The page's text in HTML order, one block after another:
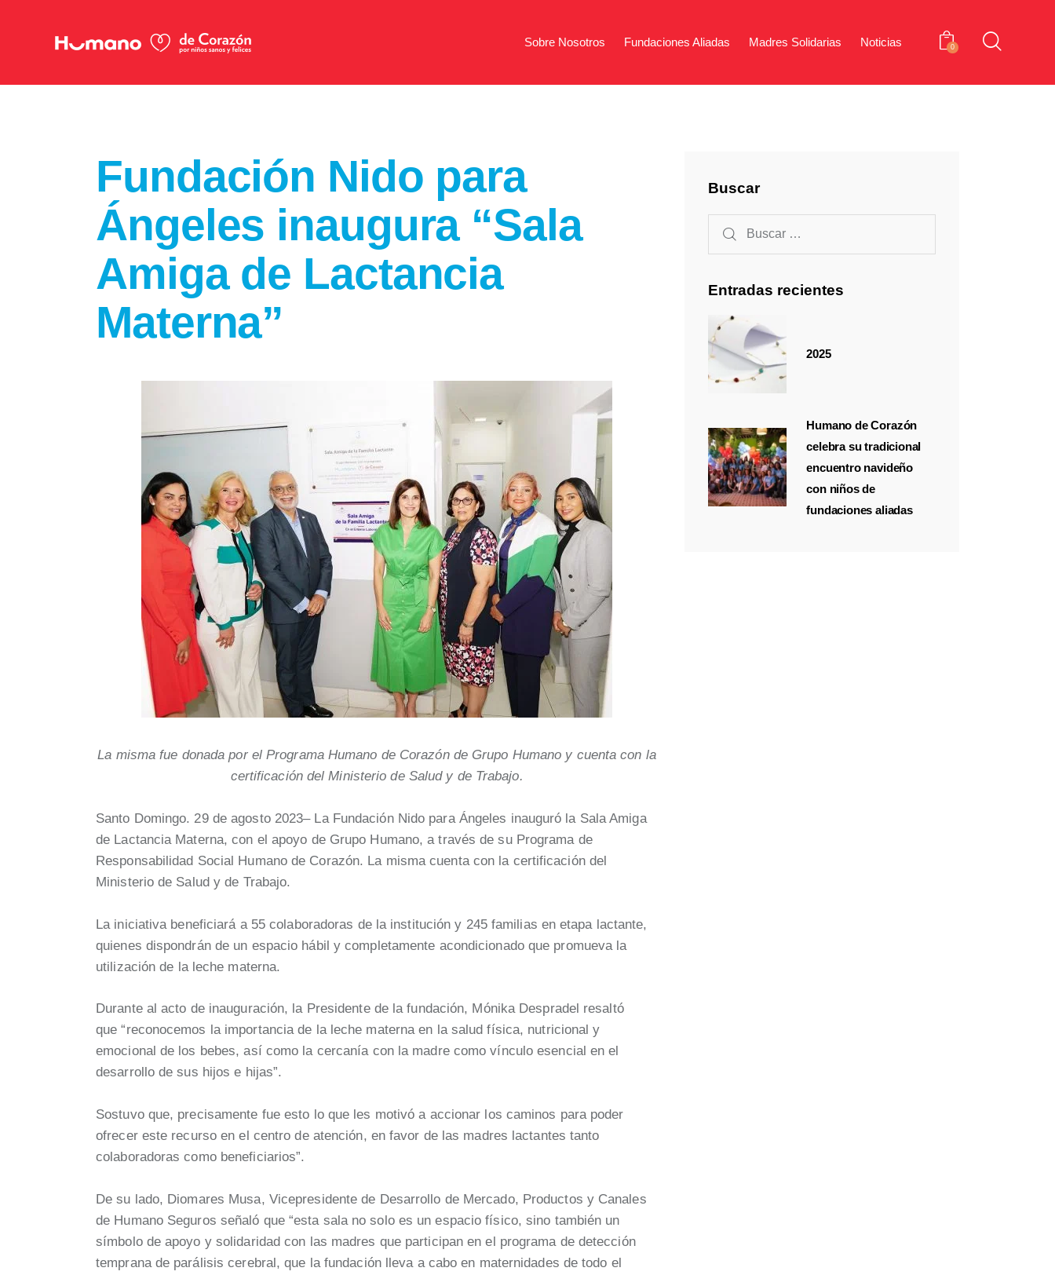
Sobre Nosotros Fundaciones Aliadas Madres Solidarias Noticias 0
Fundación Nido para
Ángeles inaugura “Sala
Amiga de Lactancia
Materna”
La misma fue donada por el Programa Humano de Corazón de Grupo Humano y cuenta con la
certificación del Ministerio de Salud y de Trabajo.
Santo Domingo. 29 de agosto 2023– La Fundación Nido para Ángeles inauguró la Sala Amiga
de Lactancia Materna, con el apoyo de Grupo Humano, a través de su Programa de
Responsabilidad Social Humano de Corazón. La misma cuenta con la certificación del
Ministerio de Salud y de Trabajo.
La iniciativa beneficiará a 55 colaboradoras de la institución y 245 familias en etapa lactante,
quienes dispondrán de un espacio hábil y completamente acondicionado que promueva la
utilización de la leche materna.
Durante al acto de inauguración, la Presidente de la fundación, Mónika Despradel resaltó
que “reconocemos la importancia de la leche materna en la salud física, nutricional y
emocional de los bebes, así como la cercanía con la madre como vínculo esencial en el
desarrollo de sus hijos e hijas”.
Sostuvo que, precisamente fue esto lo que les motivó a accionar los caminos para poder
ofrecer este recurso en el centro de atención, en favor de las madres lactantes tanto
colaboradoras como beneficiarios”.
De su lado, Diomares Musa, Vicepresidente de Desarrollo de Mercado, Productos y Canales
de Humano Seguros señaló que “esta sala no solo es un espacio físico, sino también un
símbolo de apoyo y solidaridad con las madres que participan en el programa de detección
temprana de parálisis cerebral, que la fundación lleva a cabo en maternidades de todo el
Buscar
Entradas recientes
2025
Humano de Corazón
celebra su tradicional
encuentro navideño
con niños de
fundaciones aliadas